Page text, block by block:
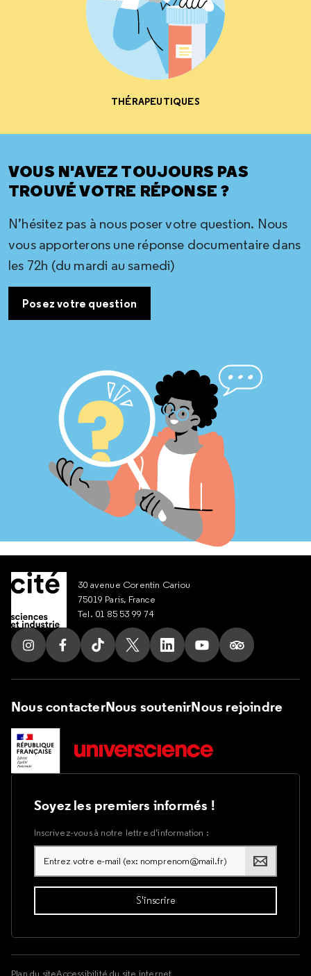
THÉRAPEUTIQUES
VOUS N'AVEZ TOUJOURS PAS
TROUVÉ VOTRE RÉPONSE ?
N’hésitez pas à nous poser votre question. Nous
vous apporterons une réponse documentaire dans
les 72h (du mardi au samedi)
Posez votre question
30 avenue Corentin Cariou
75019 Paris, France
Tel. 01 85 53 99 74
Suivez nous sur Instagram
Suivez nous sur Facebook
Suivez nous sur Tik Tok
Suivez nous sur X
Suivez nous sur LinkedIn
Suivez nous sur
Suivez nous
Nous contacterNous soutenirNous rejoindre
Soyez les premiers informés !
Inscrivez-vous à notre lettre d’information :
Plan du siteAccessibilité du site internet